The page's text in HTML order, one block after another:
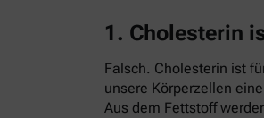
1. Cholesterin
Falsch. Cholesterin ist
unsere Körperzellen
Aus dem Fettstoff